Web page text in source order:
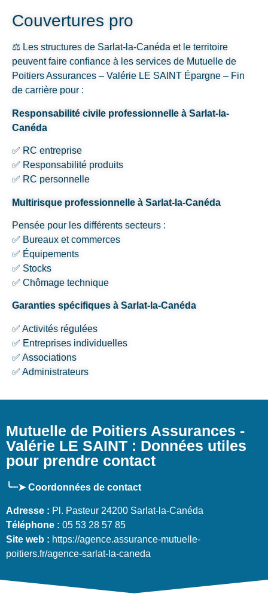
Couvertures pro
⚖️ Les structures de Sarlat-la-Canéda et le territoire
peuvent faire confiance à les services de Mutuelle de
Poitiers Assurances – Valérie LE SAINT Épargne – Fin
de carrière pour :
Responsabilité civile professionnelle à Sarlat-la-
Canéda
✅ RC entreprise
✅ Responsabilité produits
✅ RC personnelle
Multirisque professionnelle à Sarlat-la-Canéda
Pensée pour les différents secteurs :
✅ Bureaux et commerces
✅ Équipements
✅ Stocks
✅ Chômage technique
Garanties spécifiques à Sarlat-la-Canéda
✅ Activités régulées
✅ Entreprises individuelles
✅ Associations
✅ Administrateurs
Mutuelle de Poitiers Assurances -
Valérie LE SAINT : Données utiles
pour prendre contact
╰┈➤ Coordonnées de contact
Adresse : Pl. Pasteur 24200 Sarlat-la-Canéda
Téléphone : 05 53 28 57 85
Site web : https://agence.assurance-mutuelle-
poitiers.fr/agence-sarlat-la-caneda